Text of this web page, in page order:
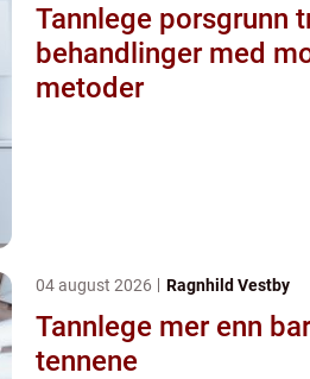
Tannlege porsgrunn trygge
behandlinger med
metoder
04 august 2026 Ragnhild Vestby
Tannlege mer enn bare hull i
tennene